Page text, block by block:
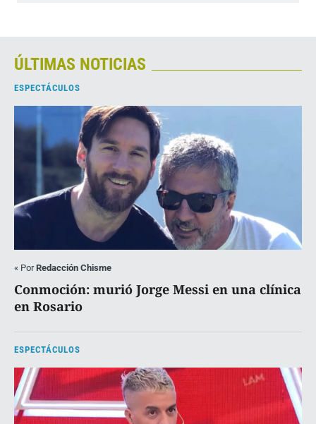
ÚLTIMAS NOTICIAS
ESPECTÁCULOS
« PorRedacción Chisme
Conmoción: murió Jorge Messi en una clínica
en Rosario
ESPECTÁCULOS